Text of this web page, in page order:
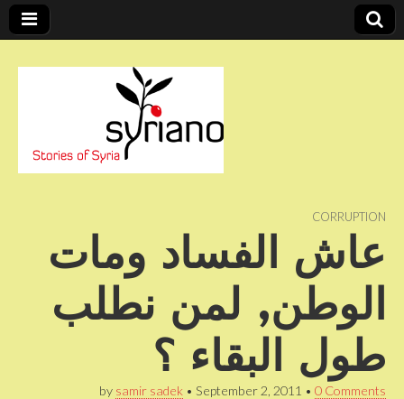
syriano CORRUPTION
عاش الفساد ومات
الوطن, لمن نطلب
طول البقاء ؟
by samir sadek • September 2, 2011 • 0 Comments